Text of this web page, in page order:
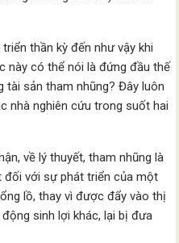
thần kỳ đến như vậy khi
này có thể nói là đứng đầu thế
tài sản tham nhũng? Đây luôn
nhà nghiên cứu trong suốt hai
về lý thuyết, tham nhũng là
đối với sự phát triển của một
lồ, thay vì được đẩy vào thị
sinh lợi khác, lại bị đưa